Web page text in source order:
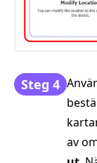
Steg 4
av